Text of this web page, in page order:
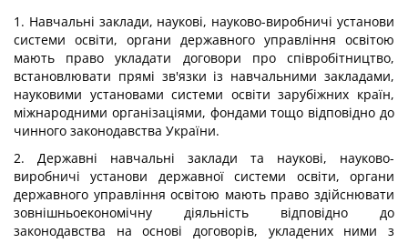
1. Навчальні заклади, наукові, науково-виробничі установи
системи освіти, органи державного управління освітою
мають право укладати договори про співробітництво,
встановлювати прямі зв'язки із навчальними закладами,
науковими установами системи освіти зарубіжних країн,
міжнародними організаціями, фондами тощо відповідно до
чинного законодавства України.
2. Державні навчальні заклади та наукові, науково-
виробничі установи державної системи освіти, органи
державного управління освітою мають право здійснювати
зовнішньоекономічну діяльність відповідно до
законодавства на основі договорів, укладених ними з